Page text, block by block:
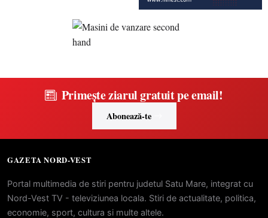
Primește ziarul gratuit pe email!
Abonează-te
GAZETA NORD-VEST
Portal multimedia de stiri pentru judetul Satu Mare, integrat cu
Nord-Vest TV - televiziunea locala. Stiri de actualitate, politica,
economie, sport, cultura si multe altele.